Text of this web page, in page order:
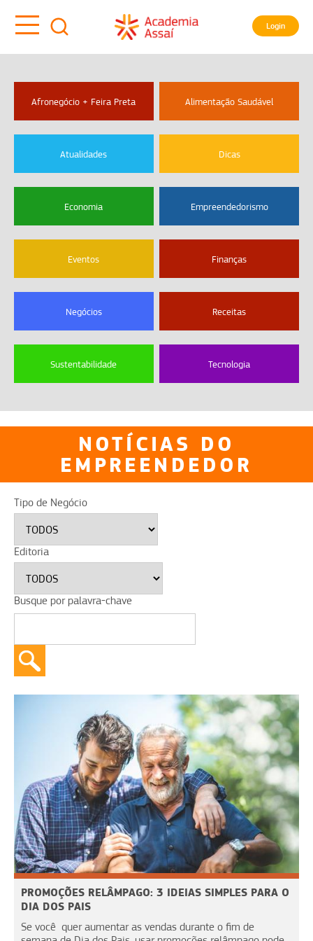
Login
Afronegócio + Feira Preta Alimentação Saudável
Atualidades Dicas
Economia Empreendedorismo
Eventos Finanças
Negócios Receitas
Sustentabilidade Tecnologia
NOTÍCIAS DO
EMPREENDEDOR
Tipo de Negócio
Editoria
Busque por palavra-chave
PROMOÇÕES RELÂMPAGO: 3 IDEIAS SIMPLES PARA O
DIA DOS PAIS
Se você quer aumentar as vendas durante o fim de